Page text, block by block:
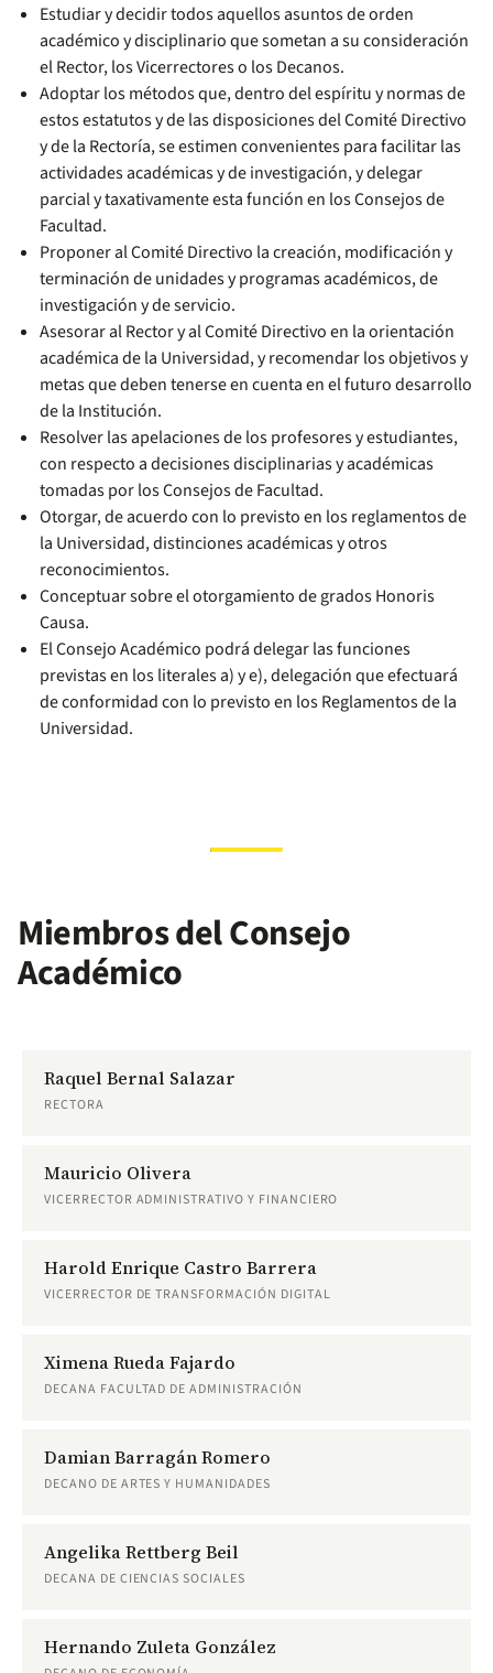
Estudiar y decidir todos aquellos asuntos de orden
académico y disciplinario que sometan a su consideración
el Rector, los Vicerrectores o los Decanos.
Adoptar los métodos que, dentro del espíritu y normas de
estos estatutos y de las disposiciones del Comité Directivo
y de la Rectoría, se estimen convenientes para facilitar las
actividades académicas y de investigación, y delegar
parcial y taxativamente esta función en los Consejos de
Facultad.
Proponer al Comité Directivo la creación, modificación y
terminación de unidades y programas académicos, de
investigación y de servicio.
Asesorar al Rector y al Comité Directivo en la orientación
académica de la Universidad, y recomendar los objetivos y
metas que deben tenerse en cuenta en el futuro desarrollo
de la Institución.
Resolver las apelaciones de los profesores y estudiantes,
con respecto a decisiones disciplinarias y académicas
tomadas por los Consejos de Facultad.
Otorgar, de acuerdo con lo previsto en los reglamentos de
la Universidad, distinciones académicas y otros
reconocimientos.
Conceptuar sobre el otorgamiento de grados Honoris
Causa.
El Consejo Académico podrá delegar las funciones
previstas en los literales a) y e), delegación que efectuará
de conformidad con lo previsto en los Reglamentos de la
Universidad.
Miembros del Consejo
Académico
Raquel Bernal Salazar
RECTORA
Mauricio Olivera
VICERRECTOR ADMINISTRATIVO Y FINANCIERO
Harold Enrique Castro Barrera
VICERRECTOR DE TRANSFORMACIÓN DIGITAL
Ximena Rueda Fajardo
DECANA FACULTAD DE ADMINISTRACIÓN
Damian Barragán Romero
DECANO DE ARTES Y HUMANIDADES
Angelika Rettberg Beil
DECANA DE CIENCIAS SOCIALES
Hernando Zuleta González